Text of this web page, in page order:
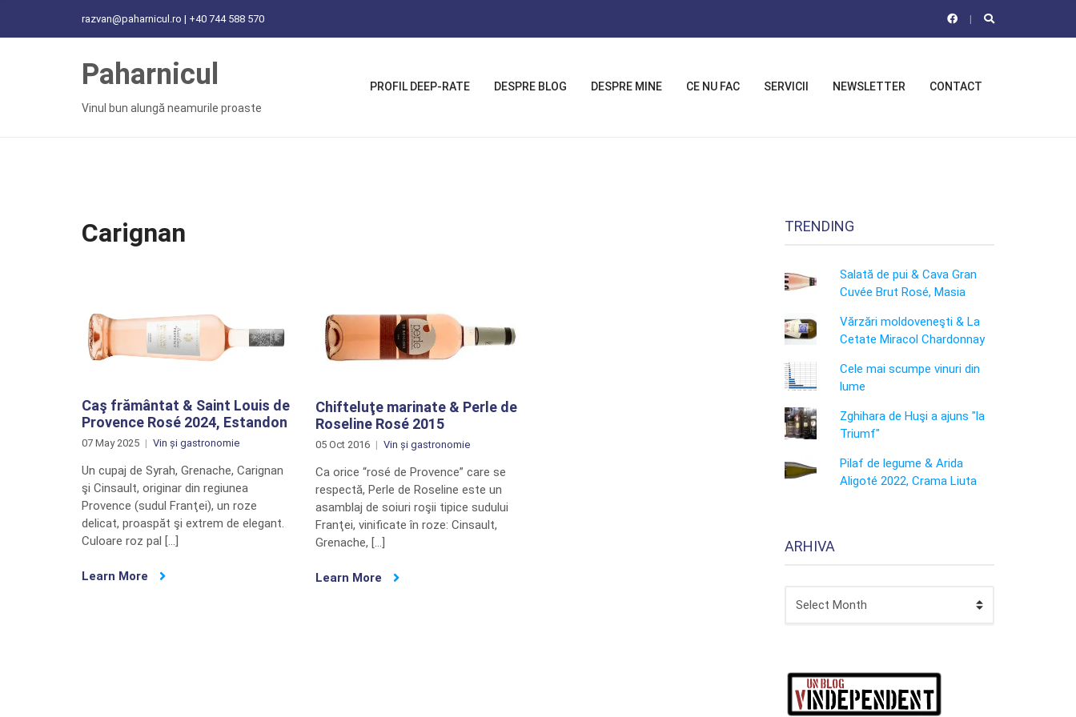
razvan@paharnicul.ro | +40 744 588 570
Paharnicul
Vinul bun alungă neamurile proaste
PROFIL DEEP-RATE DESPRE BLOG DESPRE MINE CE NU FAC SERVICII NEWSLETTER CONTACT
Carignan
Caş frământat & Saint Louis de
Provence Rosé 2024, Estandon
07 May 2025 Vin și gastronomie
Un cupaj de Syrah, Grenache, Carignan
şi Cinsault, originar din regiunea
Provence (sudul Franţei), un roze
delicat, proaspăt şi extrem de elegant.
Culoare roz pal […]
Learn More
Chifteluţe marinate & Perle de
Roseline Rosé 2015
05 Oct 2016 Vin și gastronomie
Ca orice “rosé de Provence” care se
respectă, Perle de Roseline este un
asamblaj de soiuri roşii tipice sudului
Franţei, vinificate în roze: Cinsault,
Grenache, […]
Learn More
TRENDING
Salată de pui & Cava Gran
Cuvée Brut Rosé, Masia
Vărzări moldoveneşti & La
Cetate Miracol Chardonnay
Cele mai scumpe vinuri din
lume
Zghihara de Huşi a ajuns "la
Triumf"
Pilaf de legume & Arida
Aligoté 2022, Crama Liuta
ARHIVA